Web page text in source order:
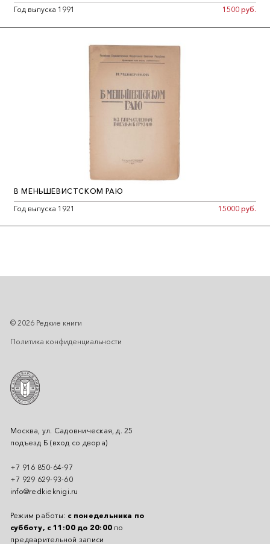
Год выпуска 1991
1500 руб.
В МЕНЬШЕВИСТСКОМ РАЮ
Год выпуска 1921
15000 руб.
Москва, ул. Садовническая, д. 25
подъезд Б (вход со двора)
+7 916 850-64-97
+7 929 629-93-60
info@redkieknigi.ru
Режим работы: с понедельника по
субботу, с 11:00 до 20:00 по
предварительной записи
© 2026 Редкие книги
Политика конфиденциальности